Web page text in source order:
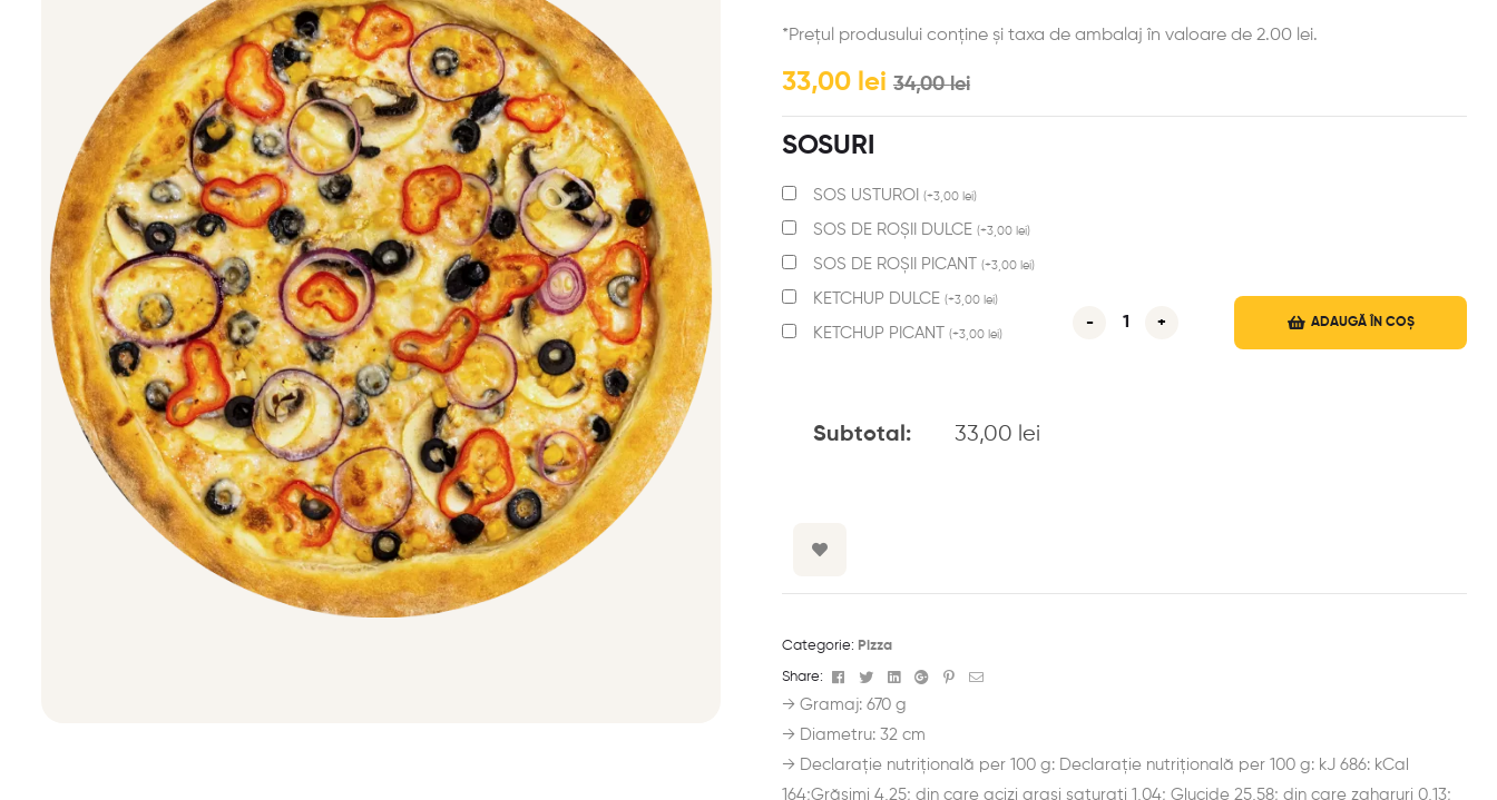
*Prețul produsului conține și taxa de ambalaj în valoare de 2.00 lei.
34,00lei
33,00 lei
SOSURI
SOS USTUROI (+3,00 lei)
SOS DE ROȘII DULCE (+3,00 lei)
SOS DE ROȘII PICANT (+3,00 lei)
KETCHUP DULCE (+3,00 lei)
KETCHUP PICANT (+3,00 lei)
Subtotal: 33,00 lei
- + ADAUGĂ ÎN COȘ
Categorie: Pizza
Share: Facebook
TwitterLinkedinGoogle+Pinterest
E-
→ Gramaj: 670 g
→ Diametru: 32 cm
→ Declarație nutrițională per 100 g: Declarație nutrițională per 100 g: kJ 686: kCal
164;Grăsimi 4,25; din care acizi grași saturați 1,04; Glucide 25,58; din care zaharuri 0,13;